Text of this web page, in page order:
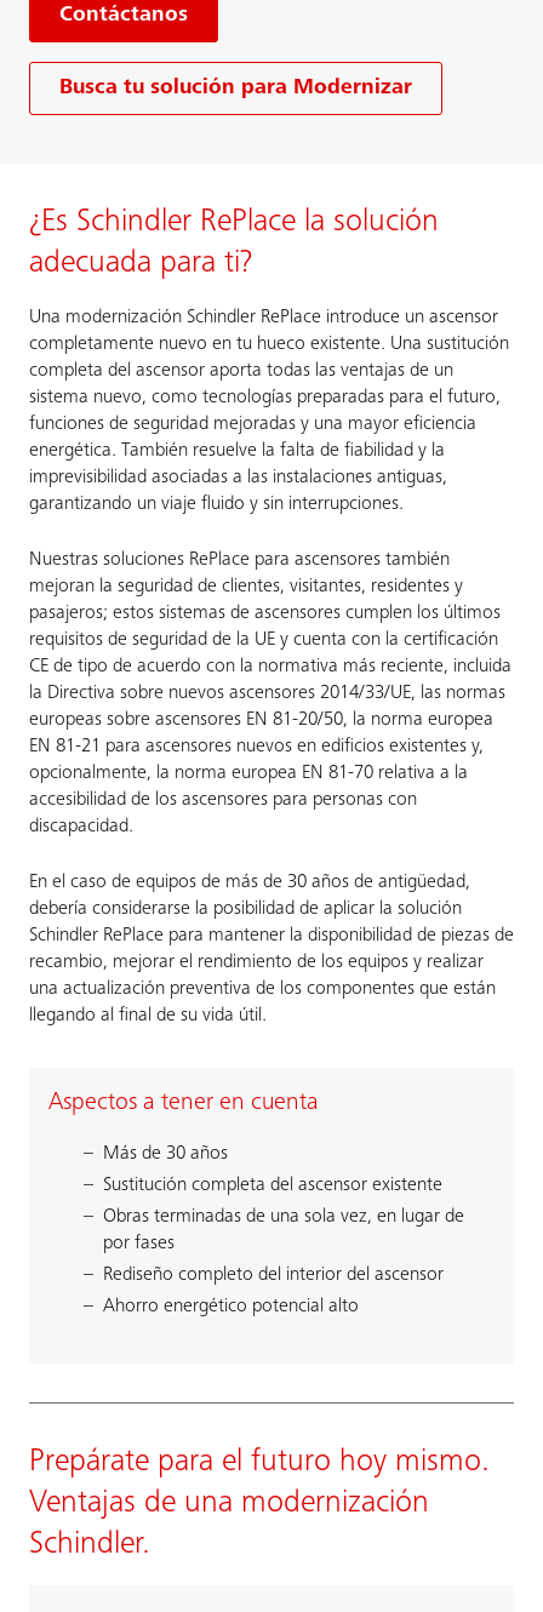
Contáctanos
Busca tu solución para Modernizar
¿Es Schindler RePlace la solución
adecuada para ti?
Una modernización Schindler RePlace introduce un ascensor
completamente nuevo en tu hueco existente. Una sustitución
completa del ascensor aporta todas las ventajas de un
sistema nuevo, como tecnologías preparadas para el futuro,
funciones de seguridad mejoradas y una mayor eficiencia
energética. También resuelve la falta de fiabilidad y la
imprevisibilidad asociadas a las instalaciones antiguas,
garantizando un viaje fluido y sin interrupciones.
Nuestras soluciones RePlace para ascensores también
mejoran la seguridad de clientes, visitantes, residentes y
pasajeros; estos sistemas de ascensores cumplen los últimos
requisitos de seguridad de la UE y cuenta con la certificación
CE de tipo de acuerdo con la normativa más reciente, incluida
la Directiva sobre nuevos ascensores 2014/33/UE, las normas
europeas sobre ascensores EN 81-20/50, la norma europea
EN 81-21 para ascensores nuevos en edificios existentes y,
opcionalmente, la norma europea EN 81-70 relativa a la
accesibilidad de los ascensores para personas con
discapacidad.
En el caso de equipos de más de 30 años de antigüedad,
debería considerarse la posibilidad de aplicar la solución
Schindler RePlace para mantener la disponibilidad de piezas de
recambio, mejorar el rendimiento de los equipos y realizar
una actualización preventiva de los componentes que están
llegando al final de su vida útil.
Aspectos a tener en cuenta
Más de 30 años
Sustitución completa del ascensor existente
Obras terminadas de una sola vez, en lugar de
por fases
Rediseño completo del interior del ascensor
Ahorro energético potencial alto
Prepárate para el futuro hoy mismo.
Ventajas de una modernización
Schindler.